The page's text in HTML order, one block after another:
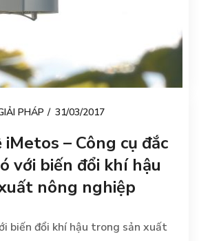
PHÁP 31/03/2017
– Công cụ đắc
với biến đổi khí hậu
nông nghiệp
biến đổi khí hậu trong sản xuất